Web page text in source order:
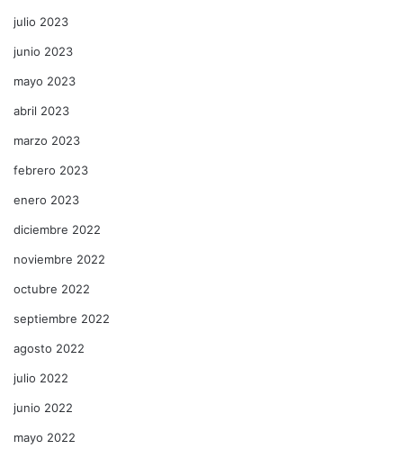
julio 2023
junio 2023
mayo 2023
abril 2023
marzo 2023
febrero 2023
enero 2023
diciembre 2022
noviembre 2022
octubre 2022
septiembre 2022
agosto 2022
julio 2022
junio 2022
mayo 2022